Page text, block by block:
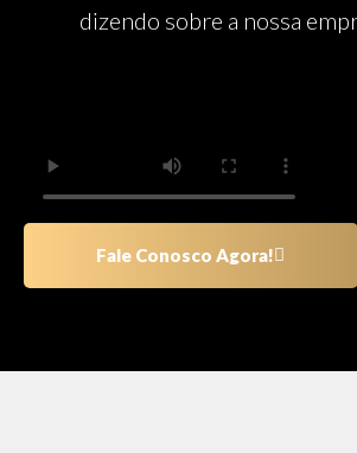
dizendo sobre a nossa
Fale Conosco Agora!